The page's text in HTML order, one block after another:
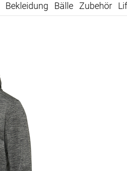
Bekleidung Bälle Zubehör